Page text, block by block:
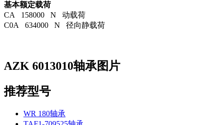
基本额定载荷
CA 158000 N 动载荷
C0A 634000 N 径向静载荷
AZK 6013010轴承图片
推荐型号
WR 180轴承